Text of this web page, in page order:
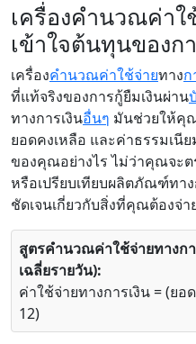
เครื่องคำนวณค่าใ
เข้าใจต้นทุนของก
เครื่องคำนวณค่าใช้จ่ายทางก
ที่แท้จริงของการกู้ยืมเงินผ่าน
ทางการเงินอื่นๆ มันช่วยให้คุ
ยอดคงเหลือ และค่าธรรมเนี
ของคุณอย่างไร ไม่ว่าคุณจะต
หรือเปรียบเทียบผลิตภัณฑ์ทา
ชัดเจนเกี่ยวกับสิ่งที่คุณต้องจ่า
สูตรคำนวณค่าใช้จ่ายทางกา
เฉลี่ยรายวัน):
ค่าใช้จ่ายทางการเงิน = (ยอ
12)